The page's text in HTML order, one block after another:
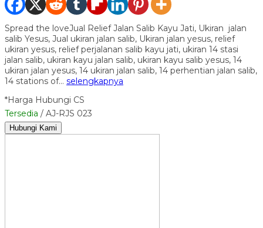
Spread the loveJual Relief Jalan Salib Kayu Jati, Ukiran jalan
salib Yesus, Jual ukiran jalan salib, Ukiran jalan yesus, relief
ukiran yesus, relief perjalanan salib kayu jati, ukiran 14 stasi
jalan salib, ukiran kayu jalan salib, ukiran kayu salib yesus, 14
ukiran jalan yesus, 14 ukiran jalan salib, 14 perhentian jalan salib,
14 stations of… selengkapnya
*Harga Hubungi CS
Tersedia / AJ-RJS 023
Hubungi Kami